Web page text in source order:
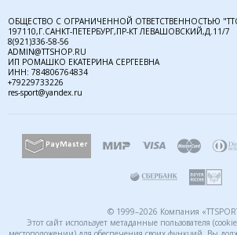
ОБЩЕСТВО С ОГРАНИЧЕННОЙ ОТВЕТСТВЕННОСТЬЮ
197110,Г.САНКТ-ПЕТЕРБУРГ,ПР-КТ ЛЕВАШОВСКИЙ,Д.11/7
8(921)336-58-56
ADMIN@TTSHOP.RU
ИП РОМАШКО ЕКАТЕРИНА СЕРГЕЕВНА
ИНН: 784806764834
+79229733226
res-sport@yandex.ru
© 1999–2026 Компания
Этот сайт использует метаданные пользователя